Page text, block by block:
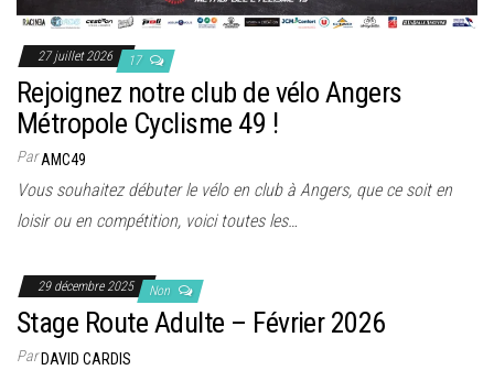
27 juillet 2026 17
Rejoignez notre club de vélo Angers
Métropole Cyclisme 49 !
ParAMC49
Vous souhaitez débuter le vélo en club à Angers, que ce soit en
loisir ou en compétition, voici toutes les…
29 décembre 2025 Non
Stage Route Adulte – Février 2026
ParDAVID CARDIS